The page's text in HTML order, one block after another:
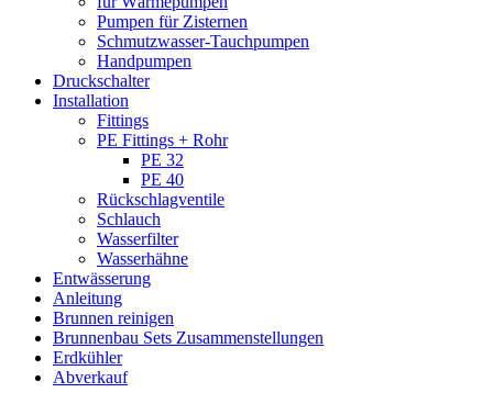
Pumpen für Zisternen
Schmutzwasser-Tauchpumpen
Handpumpen
Druckschalter
Installation
Fittings
PE Fittings + Rohr
PE 32
PE 40
Rückschlagventile
Schlauch
Wasserfilter
Wasserhähne
Entwässerung
Anleitung
Brunnen reinigen
Brunnenbau Sets Zusammenstellungen
Erdkühler
Abverkauf